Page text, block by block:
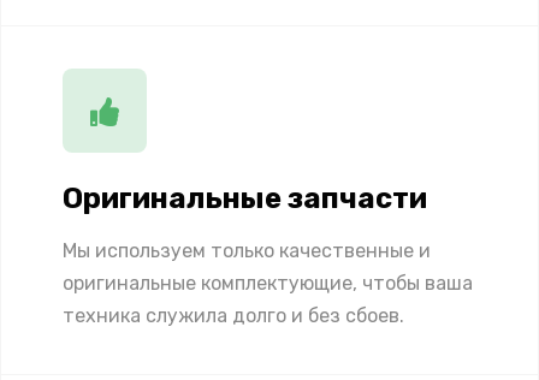
Оригинальные запчасти
Мы используем только качественные и
оригинальные комплектующие, чтобы ваша
техника служила долго и без сбоев.